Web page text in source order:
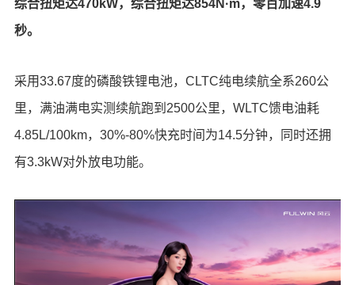
综合扭矩达470kW，综合扭矩达854N·m，零百加速4.9
秒。
采用33.67度的磷酸铁锂电池，CLTC纯电续航全系260公
里，满油满电实测续航跑到2500公里，WLTC馈电油耗
4.85L/100km，30%-80%快充时间为14.5分钟，同时还拥
有3.3kW对外放电功能。